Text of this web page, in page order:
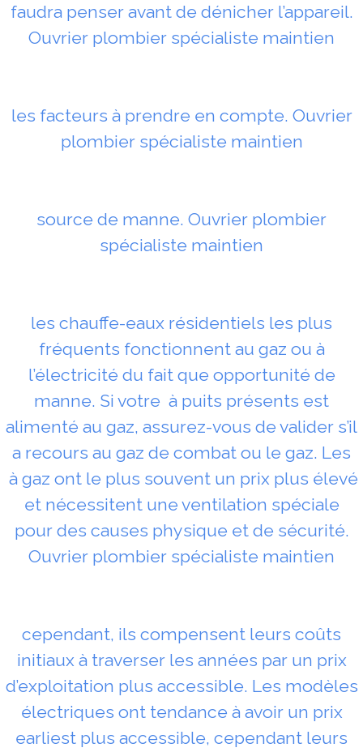
faudra penser avant de dénicher l’appareil.
Ouvrier plombier spécialiste maintien
les facteurs à prendre en compte. Ouvrier
plombier spécialiste maintien
source de manne. Ouvrier plombier
spécialiste maintien
les chauffe-eaux résidentiels les plus
fréquents fonctionnent au gaz ou à
l’électricité du fait que opportunité de
manne. Si votre à puits présents est
alimenté au gaz, assurez-vous de valider s’il
a recours au gaz de combat ou le gaz. Les
à gaz ont le plus souvent un prix plus élevé
et nécessitent une ventilation spéciale
pour des causes physique et de sécurité.
Ouvrier plombier spécialiste maintien
cependant, ils compensent leurs coûts
initiaux à traverser les années par un prix
d’exploitation plus accessible. Les modèles
électriques ont tendance à avoir un prix
earliest plus accessible, cependant leurs